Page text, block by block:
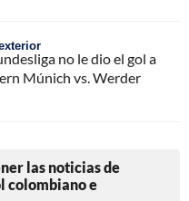
no le dio el gol a
Múnich vs. Werder
las noticias de
colombiano e